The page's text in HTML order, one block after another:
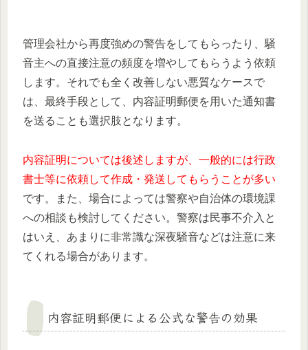
管理会社から再度強めの警告をしてもらったり、騒
音主への直接注意の頻度を増やしてもらうよう依頼
します。それでも全く改善しない悪質なケースで
は、最終手段として、内容証明郵便を用いた通知書
を送ることも選択肢となります。
内容証明については後述しますが、一般的には行政
書士等に依頼して作成・発送してもらうことが多い
です。また、場合によっては警察や自治体の環境課
への相談も検討してください。警察は民事不介入と
はいえ、あまりに非常識な深夜騒音などは注意に来
てくれる場合があります。
内容証明郵便による公式な警告の効果